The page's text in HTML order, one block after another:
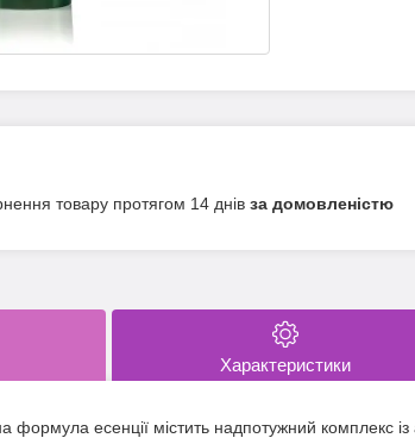
товару протягом 14 днів за домовленістю
Характеристики
есенції містить надпотужний комплекс із